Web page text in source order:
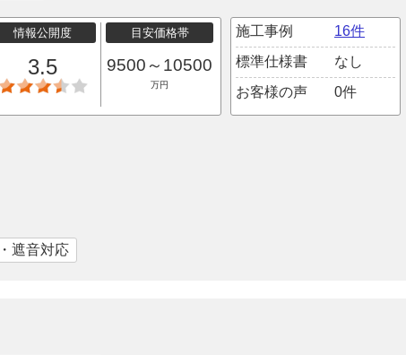
情報公開度
3.5
目安価格帯
9500～10500
万円
施工事例
16件
標準仕様書
なし
お客様の声
0件
遮音対応